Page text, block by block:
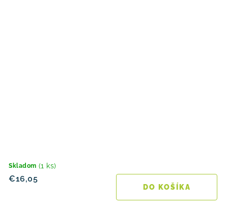
Skladom (1 ks)
€16,05
DO KOŠÍKA